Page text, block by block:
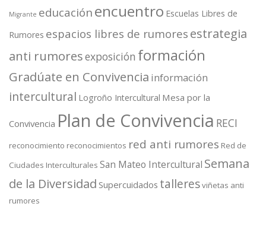
Migrante educaciónencuentro Escuelas Libres de
Rumores espacios libres de rumores estrategia
anti rumoresexposición formación
Gradúate en Convivencia información
intercultural Logroño Intercultural Mesa por la
Convivencia Plan de Convivencia RECI
reconocimiento reconocimientos red anti rumores Red de
Ciudades Interculturales San Mateo Intercultural Semana
de la Diversidad Supercuidados talleresviñetas anti
rumores